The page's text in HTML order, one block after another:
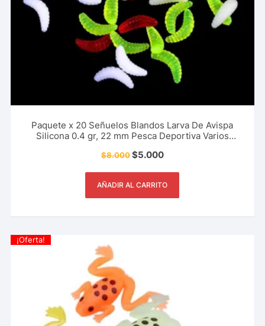
Paquete x 20 Señuelos Blandos Larva De Avispa
Silicona 0.4 gr, 22 mm Pesca Deportiva Varios
$8.000$5.000
AÑADIR AL CARRITO
¡Oferta!